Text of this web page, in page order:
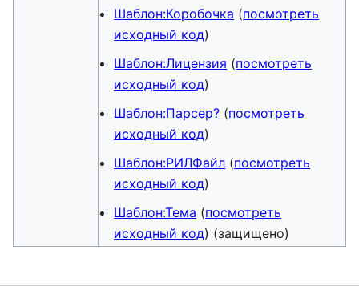
Шаблон:Коробочка (посмотреть
исходный код)
Шаблон:Лицензия (посмотреть
исходный код)
Шаблон:Парсер? (посмотреть
исходный код)
Шаблон:РИЛФайл (посмотреть
исходный код)
Шаблон:Тема (посмотреть
исходный код) (защищено)